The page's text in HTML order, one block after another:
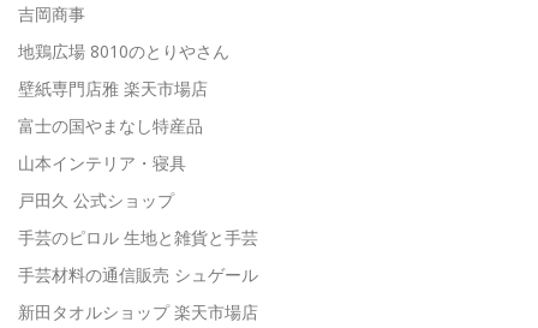
吉岡商事
地鶏広場 8010のとりやさん
壁紙専門店雅 楽天市場店
富士の国やまなし特産品
山本インテリア・寝具
戸田久 公式ショップ
手芸のピロル 生地と雑貨と手芸
手芸材料の通信販売 シュゲール
新田タオルショップ 楽天市場店